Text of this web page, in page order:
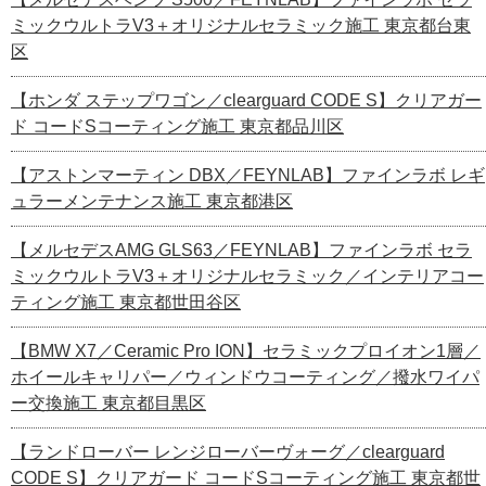
ミックウルトラV3＋オリジナルセラミック施工 東京都台東
区
【ホンダ ステップワゴン／clearguard CODE S】クリアガー
ド コードSコーティング施工 東京都品川区
【アストンマーティン DBX／FEYNLAB】ファインラボ レギ
ュラーメンテナンス施工 東京都港区
【メルセデスAMG GLS63／FEYNLAB】ファインラボ セラ
ミックウルトラV3＋オリジナルセラミック／インテリアコー
ティング施工 東京都世田谷区
【BMW X7／Ceramic Pro ION】セラミックプロイオン1層／
ホイールキャリパー／ウィンドウコーティング／撥水ワイパ
ー交換施工 東京都目黒区
【ランドローバー レンジローバーヴォーグ／clearguard
CODE S】クリアガード コードSコーティング施工 東京都世